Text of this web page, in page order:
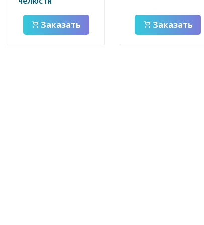
Заказать Заказать